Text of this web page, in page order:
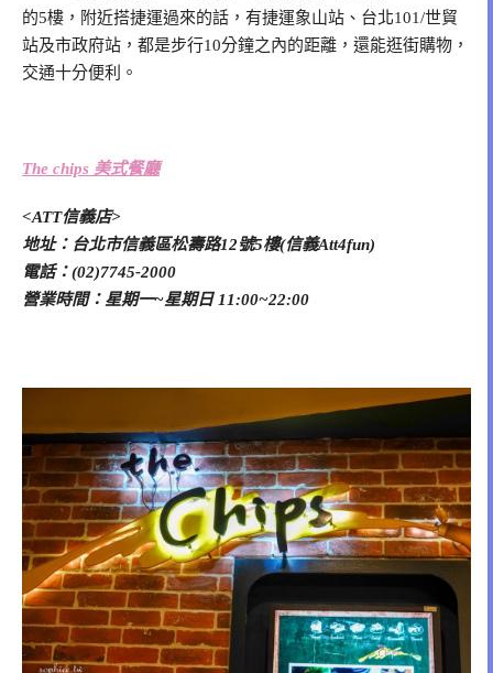
的5樓，附近搭捷運過來的話，有捷運象山站、台北101/世貿
站及市政府站，都是步行10分鐘之內的距離，還能逛街購物，
交通十分便利。
The chips 美式餐廳
<ATT信義店>
地址：台北市信義區松壽路12號5樓(信義Att4fun)
電話：(02)7745-2000
營業時間：星期一~星期日 11:00~22:00